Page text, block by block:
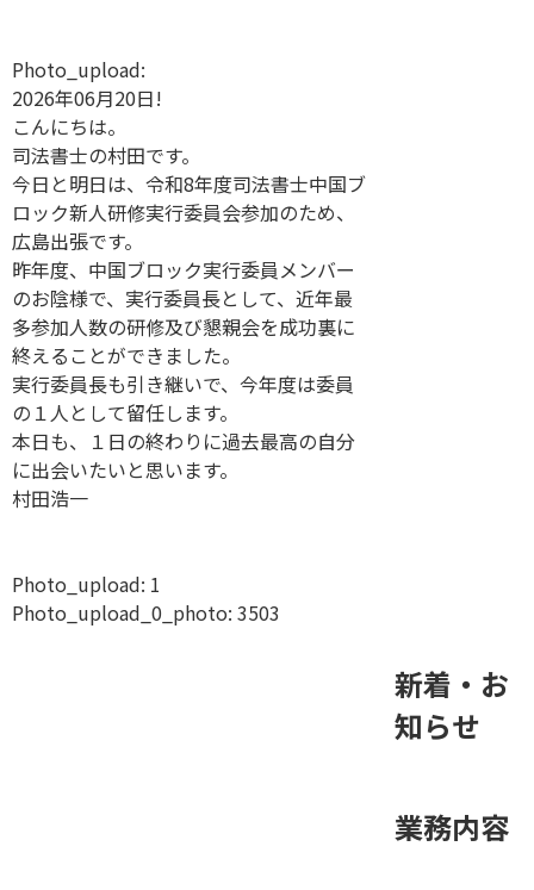
Photo_upload:
2026年06月20日!
こんにちは。
司法書士の村田です。
今日と明日は、令和8年度司法書士中国ブ
ロック新人研修実行委員会参加のため、
広島出張です。
昨年度、中国ブロック実行委員メンバー
のお陰様で、実行委員長として、近年最
多参加人数の研修及び懇親会を成功裏に
終えることができました。
実行委員長も引き継いで、今年度は委員
の１人として留任します。
本日も、１日の終わりに過去最高の自分
に出会いたいと思います。
村田浩一
Photo_upload: 1
Photo_upload_0_photo: 3503
新着・お
知らせ
業務内容